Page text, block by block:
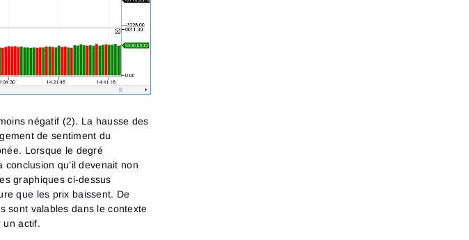
négatif (2). La hausse des
de sentiment du
Lorsque le degré
qu’il devenait non
graphiques ci-dessus
que les prix baissent. De
sont valables dans le contexte
un actif.